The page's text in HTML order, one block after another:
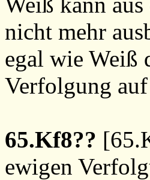
nicht mehr
egal wie Weiß
Verfolgung
65.Kf8?? [
ewigen